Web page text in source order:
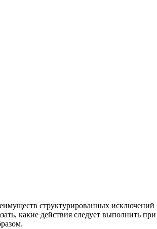
структурированных исключений
какие действия следует выполнить